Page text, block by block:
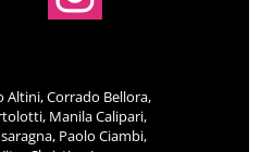
Altini, Corrado Bellora,
Manila Calipari,
Paolo Ciambi,